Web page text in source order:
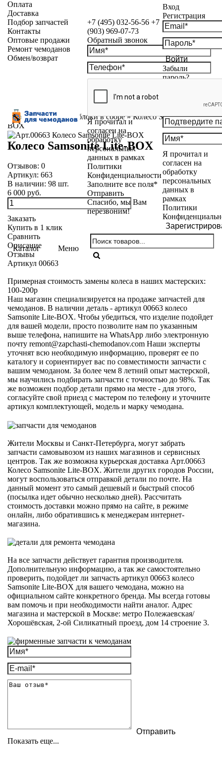
+7 (495) 032-56-56 +7
(903) 969-07-73
Обратный звонок
Я прочитал и
согласен на
обработку
персональных
данных в рамках
Политики
Конфиденциальности
Заполните все поля*
Отправить
Спасибо, мы Вам
перезвоним!
Вход
Регистрация
Войти
Забыли
пароль?
Я прочитал и
согласен на
обработку
персональных
данных в
рамках
Политики
Каталог Меню
Оплата
Доставка
Подбор запчастей
Контакты
Оптовые продажи
Ремонт чемоданов
Обмен/возврат
Каталог»Колесные блоки в сборе»Колесо Samsonite Lite-
BOX
Колесо Samsonite Lite-BOX
Отзывов: 0
Артикул: 663
В наличии: 98 шт.
6 000 руб.
Заказать
Купить в 1 клик
Сравнить
Описание
Отзывы
Артикул 00663
Примерная стоимость замены колеса в наших мастерских:
100-200р
Наш магазин специализируется на продаже запчастей для
чемоданов. В наличии деталь - артикул 00663 колесо
Samsonite Lite-BOX. Чтобы убедиться, что изделие подойдет
для вашей модели, просто позволите нам по указанным
выше телефона, напишите на WhatsApp либо электронную
почту remont@zapchasti-chemodanov.com Наши эксперты
уточнят всю необходимую информацию, проверят ее по
каталогу и сориентирует вас по совместимости запчасти с
вашим чемоданом. За более чем 8 летний опыт мастерской,
мы научились подбирать запчасти с точностью до 98%. Так
же возможен подбор детали прямо на месте - для этого,
согласуйте свой приезд с мастером по телефону и уточните
артикул комплектующей, модель и марку чемодана.
Жители Москвы и Санкт-Петербурга, могут забрать
запчасти самовывозом из наших магазинов и сервисных
центров. Так же возможна курьерская доставка Арт.00663
Колесо Samsonite Lite-BOX. Жители других городов России,
могут воспользоваться отправкой детали по почте. На
данный момент это самый дешевый и быстрый способ
(посылка идет обычно несколько дней). Рассчитать
стоимость доставки можно прямо на сайте, в режиме
онлайн, либо обратившись к менеджерам интернет-
магазина.
На все запчасти действует гарантия производителя.
Дополнительную информацию, а так же самостоятельно
проверить, подойдет ли запчасть артикул 00663 колесо
Samsonite Lite-BOX для вашего чемодана, можно на
официальном сайте конкретного бренда. Мы всегда готовы
вам помочь и при необходимости найти аналог. Адрес
магазина и мастерской в Москве: метро Полежаевская/
Хорошёвская, 2-ой Силикатный проезд, дом 14 строение 3.
Показать еще...